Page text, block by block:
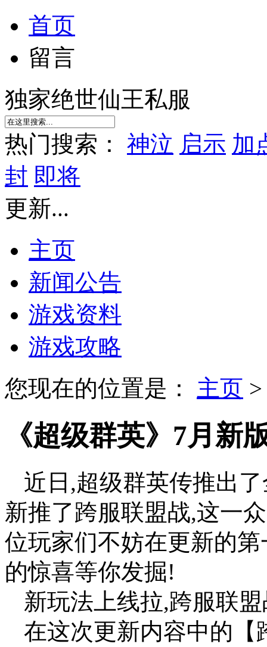
首页
留言
独家绝世仙王私服
热门搜索： 神泣 启示 加
封 即将
更新...
主页
新闻公告
游戏资料
游戏攻略
您现在的位置是： 主页
《超级群英》7月新
近日,超级群英传推出
新推了跨服联盟战,这一
位玩家们不妨在更新的
的惊喜等你发掘!
新玩法上线拉,跨服联
在这次更新内容中的【